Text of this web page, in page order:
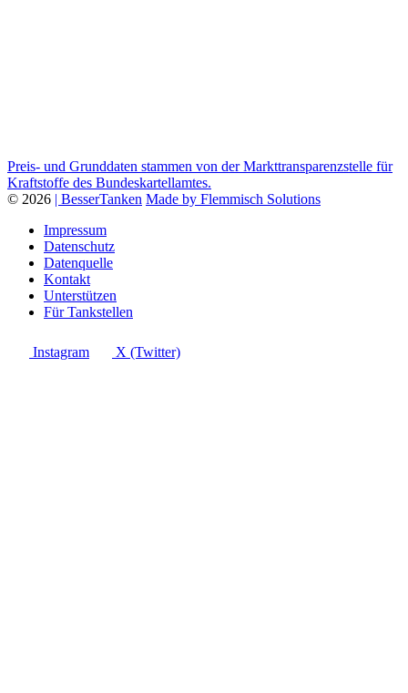
Preis- und Grunddaten stammen von der Markttransparenzstelle für
Kraftstoffe des Bundeskartellamtes.
© 2026 | BesserTanken Made by Flemmisch Solutions
Impressum
Datenschutz
Datenquelle
Kontakt
Unterstützen
Für Tankstellen
Instagram X (Twitter)